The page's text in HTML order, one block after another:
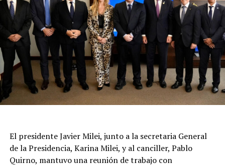
El presidente Javier Milei, junto a la secretaria General
de la Presidencia, Karina Milei, y al canciller, Pablo
Quirno, mantuvo una reunión de trabajo con